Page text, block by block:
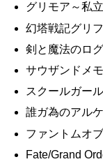
グリモア～私
幻塔戦記グリ
剣と魔法のロ
サウザンドメ
スクールガー
誰ガ為のアル
ファントムオ
Fate/Grand